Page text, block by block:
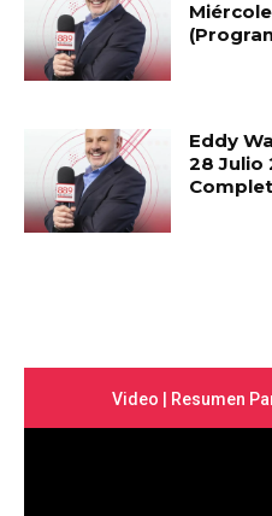
Eddy
28 Julio
Video | Resumen